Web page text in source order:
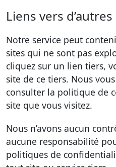
Liens vers
Notre service peut
sites qui ne sont pas
cliquez sur un lien tiers,
site de ce tiers. Nous
consulter la politique de
site que vous visitez.
Nous n’avons aucun
aucune responsabilité
politiques de